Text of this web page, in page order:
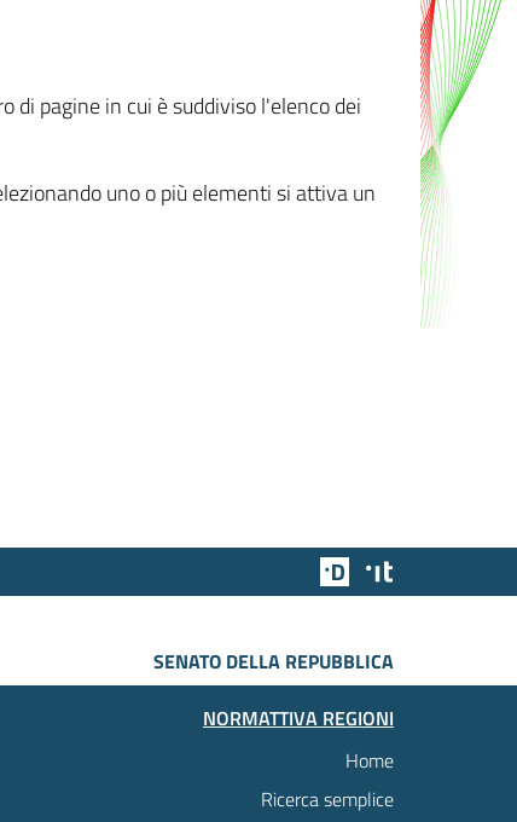
di pagine in cui è suddiviso l'elenco dei
uno o più elementi si attiva un
Team Digitale
SENATO DELLA REPUBBLICA
NORMATTIVA REGIONI
Home
Ricerca semplice